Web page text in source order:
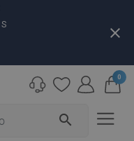
S close
search
0